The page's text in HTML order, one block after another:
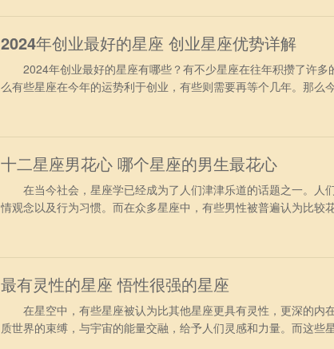
2024年创业最好的星座 创业星座优势详解
2024年创业最好的星座有哪些？有不少星座在往年积攒了许多
么有些星座在今年的运势利于创业，有些则需要再等个几年。那么
十二星座男花心 哪个星座的男生最花心
在当今社会，星座学已经成为了人们津津乐道的话题之一。人
情观念以及行为习惯。而在众多星座中，有些男性被普遍认为比较
最有灵性的星座 悟性很强的星座
在星空中，有些星座被认为比其他星座更具有灵性，更深的内
质世界的束缚，与宇宙的能量交融，给予人们灵感和力量。而这些